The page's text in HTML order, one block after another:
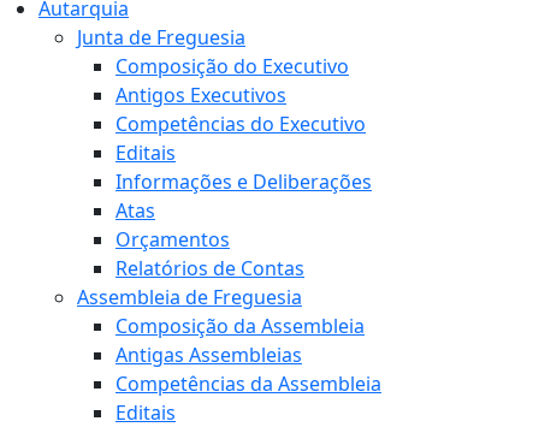
Autarquia
Junta de Freguesia
Composição do Executivo
Antigos Executivos
Competências do Executivo
Editais
Informações e Deliberações
Atas
Orçamentos
Relatórios de Contas
Assembleia de Freguesia
Composição da Assembleia
Antigas Assembleias
Competências da Assembleia
Editais